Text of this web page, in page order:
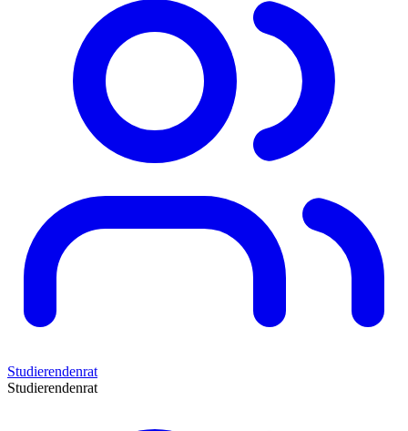
Studierendenrat
Studierendenrat